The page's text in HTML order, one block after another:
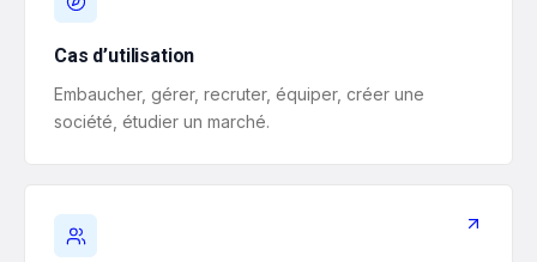
Cas d’utilisation
Embaucher, gérer, recruter, équiper, créer une
société, étudier un marché.